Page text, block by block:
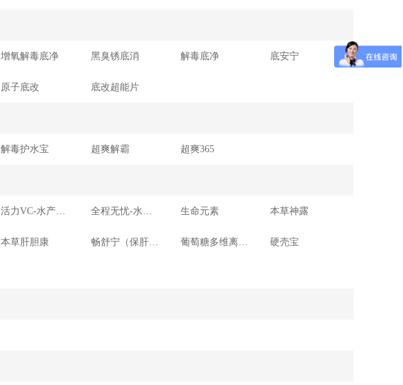
增氧解毒底净 黑臭锈底消 解毒底净 底安宁
原子底改 底改超能片
解毒护水宝 超爽解霸 超爽365
活力VC-水产用维生素预混合饲料LKⅠ型 全程无忧-水产用复合预混合饲料 生命元素 本草神露
本草肝胆康 畅舒宁（保肝肠肽） 葡萄糖多维离子钙 硬壳宝